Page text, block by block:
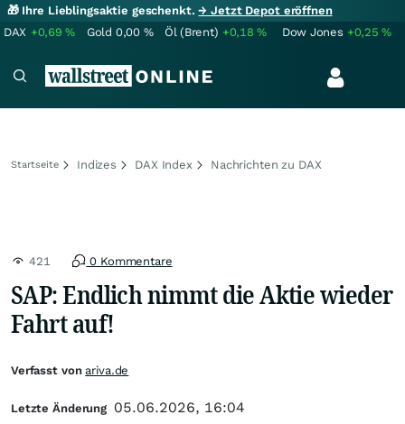
🎁 Ihre Lieblingsaktie geschenkt.→ Jetzt Depot eröffnen
DAX +0,69% Gold 0,00 % Öl (Brent) +0,18% Dow Jones +0,25%
Startseite Indizes DAX Index Nachrichten zu DAX
421 0 Kommentare
SAP: Endlich nimmt die Aktie wieder
Fahrt auf!
Verfasst vonariva.de
Letzte Änderung 05.06.2026, 16:04